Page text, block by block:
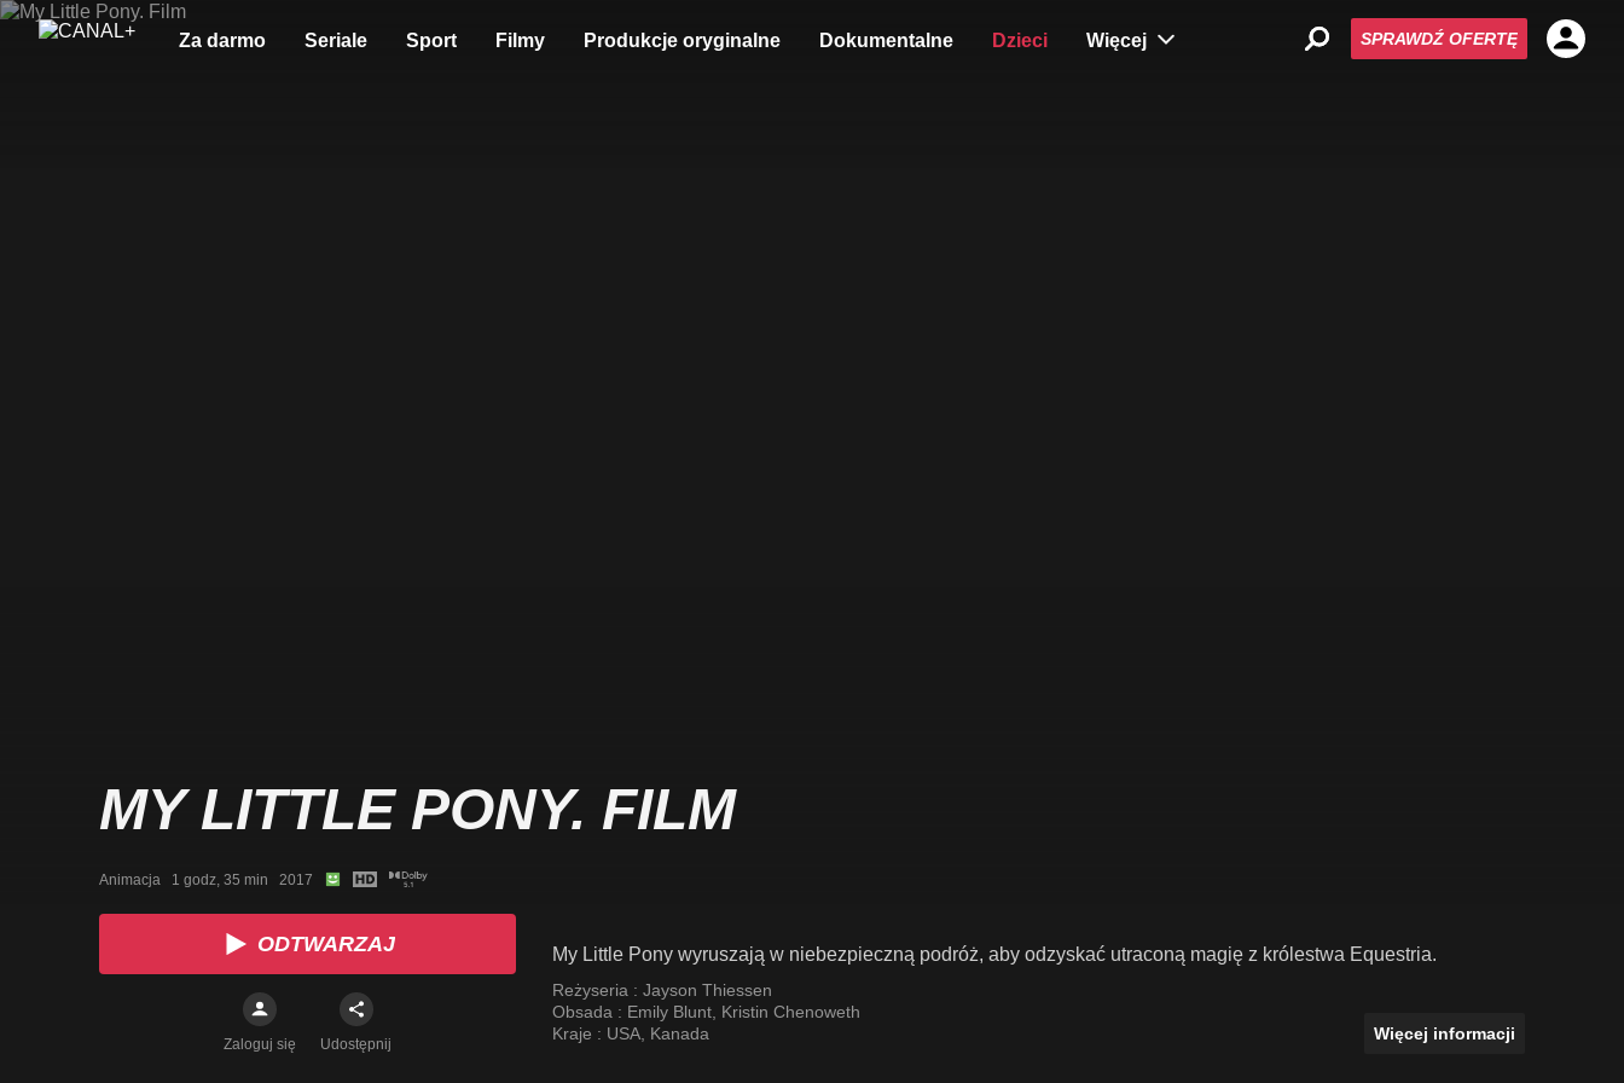
Za darmo Seriale Sport Filmy Produkcje oryginalne Dokumentalne Dzieci Więcej SPRAWDŹ OFERTĘ
MY LITTLE PONY. FILM
Animacja   1 godz, 35 min   2017
ODTWARZAJ
Zaloguj się Udostępnij
My Little Pony wyruszają w niebezpieczną podróż, aby odzyskać utraconą magię z królestwa Equestria.
Reżyseria :
Jayson Thiessen
Obsada : Emily Blunt Kristin Chenoweth
Kraje : USA Kanada Więcej informacji